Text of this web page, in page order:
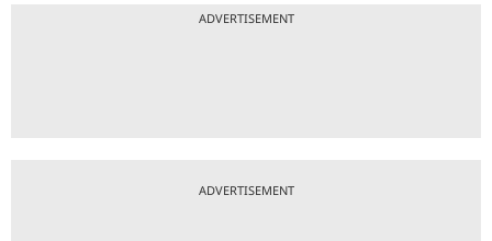
ADVERTISEMENT
ADVERTISEMENT